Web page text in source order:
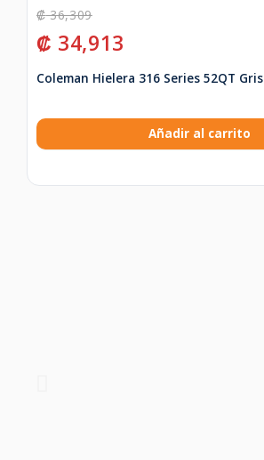
₡36,309
₡ 34,913
Coleman Hielera 316 Series 52QT Gris
Añadir al carrito